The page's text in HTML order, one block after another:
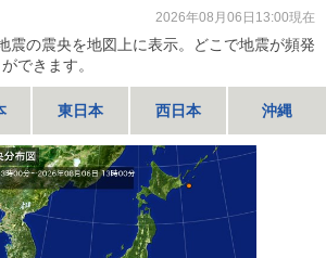
2026年08月06日13:00現在
震の震央を地図上に表示。どこで地震が頻発
できます。
東日本 西日本 沖縄